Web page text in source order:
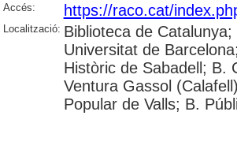
Accés: https://raco.cat/
Localització: Biblioteca de
Universitat de
Històric de Sabadell; B.
Ventura Gassol
Popular de Valls; B.